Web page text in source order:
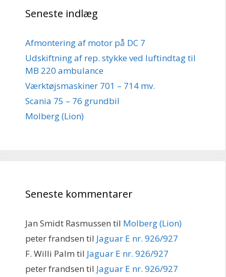
Seneste indlæg
Afmontering af motor på DC 7
Udskiftning af rep. stykke ved luftindtag til
MB 220 ambulance
Værktøjsmaskiner 701 – 714 mv.
Scania 75 – 76 grundbil
Molberg (Lion)
Seneste kommentarer
Jan Smidt Rasmussen til Molberg (Lion)
peter frandsen til Jaguar E nr. 926/927
F. Willi Palm til Jaguar E nr. 926/927
peter frandsen til Jaguar E nr. 926/927